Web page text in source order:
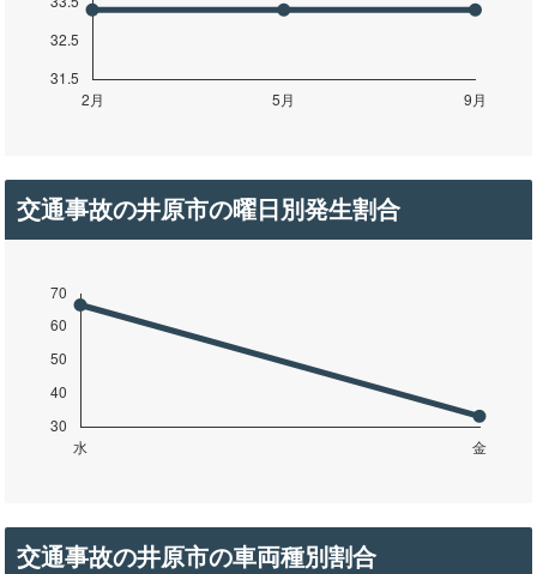
交通事故の井原市の曜日別発生割合
交通事故の井原市の車両種別割合